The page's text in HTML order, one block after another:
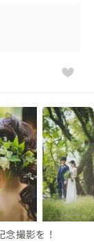
撮影を！